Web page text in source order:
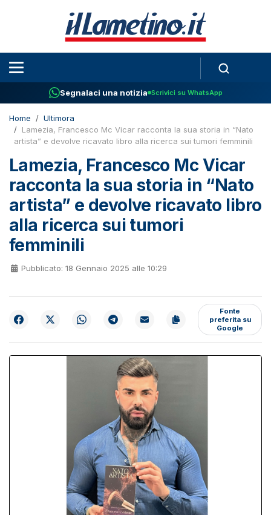
Segnalaci una notizia Scrivici su WhatsApp
Home
Ultimora
Lamezia, Francesco Mc Vicar racconta la sua storia in “Nato
artista” e devolve ricavato libro alla ricerca sui tumori femminili
Lamezia, Francesco Mc Vicar
racconta la sua storia in “Nato
artista” e devolve ricavato libro
alla ricerca sui tumori
femminili
Pubblicato: 18 Gennaio 2025 alle 10:29
Fonte
preferita su
Google